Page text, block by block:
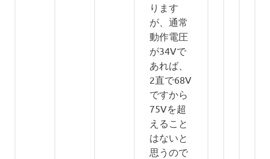
ります
が、通常
動作電圧
が34Vで
あれば、
2直で68V
ですから
75Vを超
えること
はないと
思うので